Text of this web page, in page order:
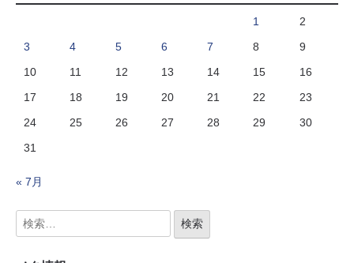
1
2
3
4 5 6 7 8
9
10
11 12 13 14 15
16
17
18 19 20 21 22
23
24
25 26 27 28 29
30
31
« 7月